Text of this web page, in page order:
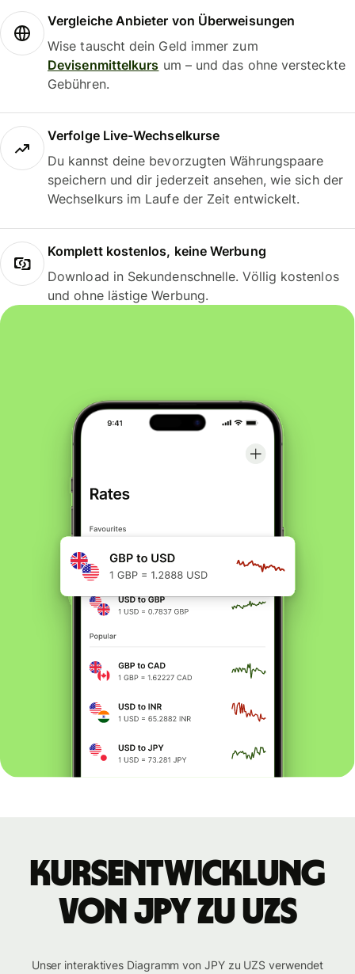
Vergleiche Anbieter von Überweisungen
Wise tauscht dein Geld immer zum
Devisenmittelkurs um – und das ohne versteckte
Gebühren.
Verfolge Live-Wechselkurse
Du kannst deine bevorzugten Währungspaare
speichern und dir jederzeit ansehen, wie sich der
Wechselkurs im Laufe der Zeit entwickelt.
Komplett kostenlos, keine Werbung
Download in Sekundenschnelle. Völlig kostenlos
und ohne lästige Werbung.
Kursentwicklung
von JPY zu UZS
Unser interaktives Diagramm von JPY zu UZS verwendet